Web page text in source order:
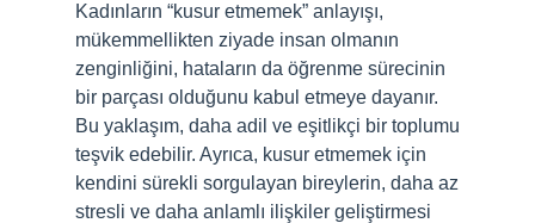
Kadınların “kusur etmemek” anlayışı,
mükemmellikten ziyade insan olmanın
zenginliğini, hataların da öğrenme sürecinin
bir parçası olduğunu kabul etmeye dayanır.
Bu yaklaşım, daha adil ve eşitlikçi bir toplumu
teşvik edebilir. Ayrıca, kusur etmemek için
kendini sürekli sorgulayan bireylerin, daha az
stresli ve daha anlamlı ilişkiler geliştirmesi